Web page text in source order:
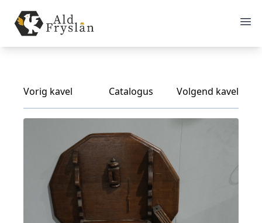
Vorig kavel Catalogus Volgend kavel